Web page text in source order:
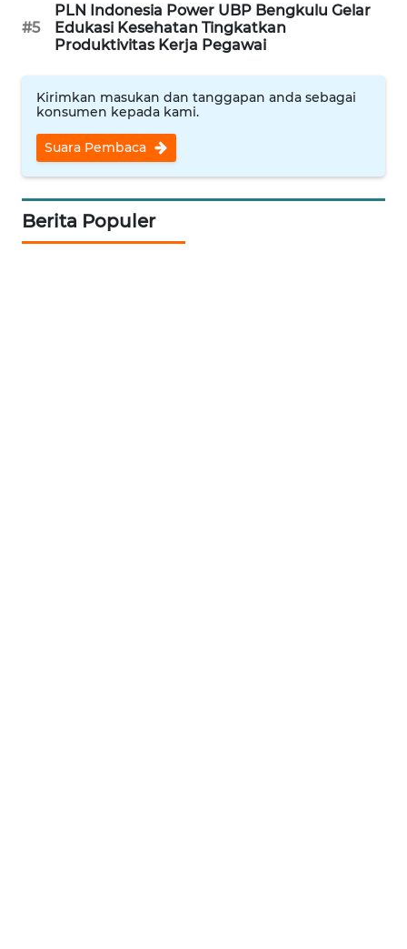
#5
PLN Indonesia Power UBP Bengkulu Gelar
Edukasi Kesehatan Tingkatkan
Produktivitas Kerja Pegawai
Kirimkan masukan dan tanggapan anda sebagai
konsumen kepada kami.
Suara Pembaca
Berita Populer
WN
WN
Wahana
Group
WAHANA